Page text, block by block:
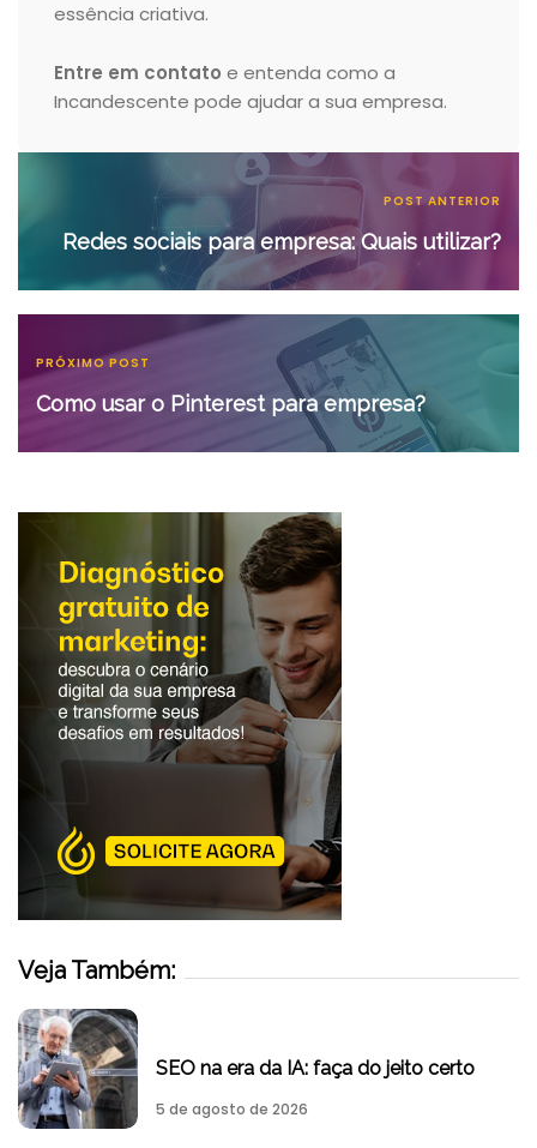
essência criativa.
Entre em contato e entenda como a
Incandescente pode ajudar a sua empresa.
POST ANTERIOR
Redes sociais para empresa: Quais utilizar?
PRÓXIMO POST
Como usar o Pinterest para empresa?
Veja Também:
SEO na era da IA: faça do jeito certo
5 de agosto de 2026